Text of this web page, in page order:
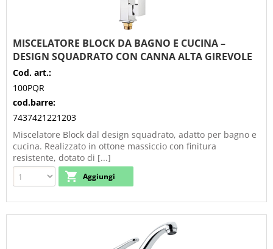
MISCELATORE BLOCK DA BAGNO E CUCINA –
DESIGN SQUADRATO CON CANNA ALTA GIREVOLE
Cod. art.:
100PQR
cod.barre:
7437421221203
Miscelatore Block dal design squadrato, adatto per bagno e
cucina. Realizzato in ottone massiccio con finitura
resistente, dotato di [...]